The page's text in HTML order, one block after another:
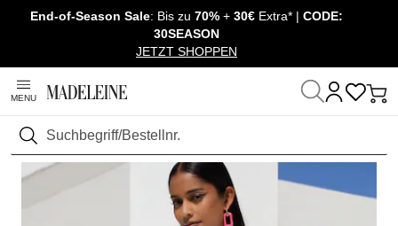
Überspringe Navigation, direkt zum Content
End-of-Season Sale: Bis zu 70% + 30€ Extra* | CODE:
30SEASON
JETZT SHOPPEN
MENU
Suchen
Startseite Mode Shirts & Tops